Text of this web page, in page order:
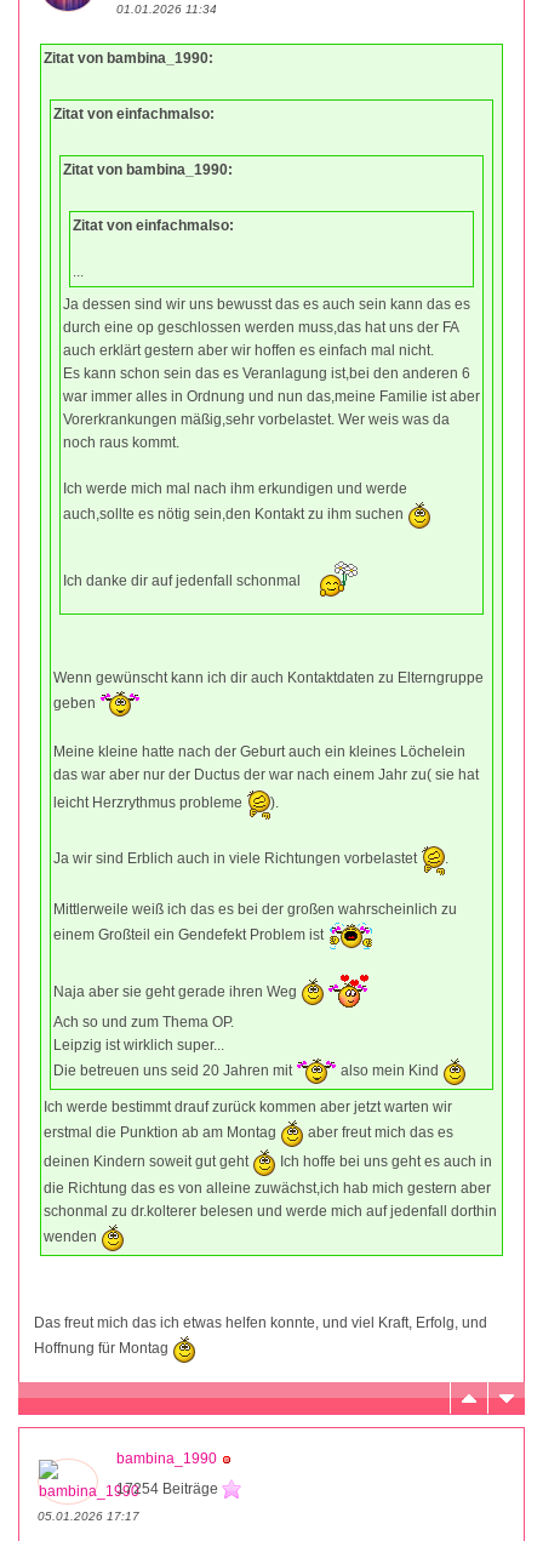
01.01.2026 11:34
Zitat von bambina_1990:
Zitat von einfachmalso:
Zitat von bambina_1990:
Zitat von einfachmalso:
Ja dessen sind wir uns bewusst das es auch sein kann das es
durch eine op geschlossen werden muss,das hat uns der FA
auch erklärt gestern aber wir hoffen es einfach mal nicht.
Es kann schon sein das es Veranlagung ist,bei den anderen 6
war immer alles in Ordnung und nun das,meine Familie ist aber
Vorerkrankungen mäßig,sehr vorbelastet. Wer weis was da
noch raus kommt.
Ich werde mich mal nach ihm erkundigen und werde
auch,sollte es nötig sein,den Kontakt zu ihm suchen
Ich danke dir auf jedenfall schonmal
Wenn gewünscht kann ich dir auch Kontaktdaten zu Elterngruppe
geben
Meine kleine hatte nach der Geburt auch ein kleines Löchelein
das war aber nur der Ductus der war nach einem Jahr zu( sie hat
leicht Herzrythmus probleme
).
Ja wir sind Erblich auch in viele Richtungen vorbelastet
Mittlerweile weiß ich das es bei der großen wahrscheinlich zu
einem Großteil ein Gendefekt Problem ist
Naja aber sie geht gerade ihren Weg
Ach so und zum Thema OP.
Leipzig ist wirklich super...
Die betreuen uns seid 20 Jahren mit
also mein Kind
Ich werde bestimmt drauf zurück kommen aber jetzt warten wir
erstmal die Punktion ab am Montag
aber freut mich das es
deinen Kindern soweit gut geht
Ich hoffe bei uns geht es auch in
die Richtung das es von alleine zuwächst,ich hab mich gestern aber
schonmal zu dr.kolterer belesen und werde mich auf jedenfall dorthin
wenden
Das freut mich das ich etwas helfen konnte, und viel Kraft, Erfolg, und
Hoffnung für Montag
bambina_1990
17254 Beiträge
05.01.2026 17:17